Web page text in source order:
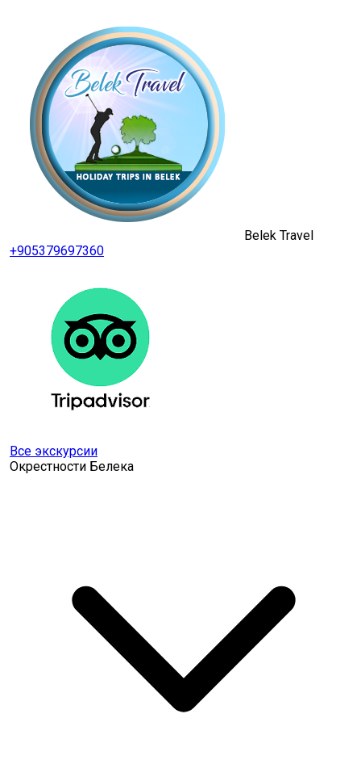
Belek Travel
+905379697360
Все экскурсии
Окрестности Белека